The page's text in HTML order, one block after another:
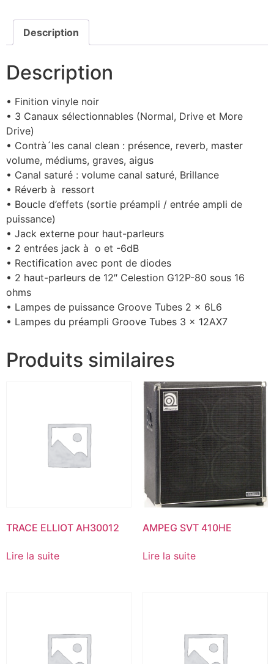
Description
Description
• Finition vinyle noir
• 3 Canaux sélectionnables (Normal, Drive et More
Drive)
• Contrà´les canal clean : présence, reverb, master
volume, médiums, graves, aigus
• Canal saturé : volume canal saturé, Brillance
• Réverb à ressort
• Boucle d’effets (sortie préampli / entrée ampli de
puissance)
• Jack externe pour haut-parleurs
• 2 entrées jack à o et -6dB
• Rectification avec pont de diodes
• 2 haut-parleurs de 12″ Celestion G12P-80 sous 16
ohms
• Lampes de puissance Groove Tubes 2 x 6L6
• Lampes du préampli Groove Tubes 3 x 12AX7
Produits similaires
TRACE ELLIOT AH30012
Lire la suite
AMPEG SVT 410HE
Lire la suite